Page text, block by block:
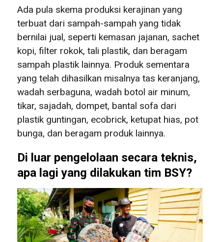
Ada pula skema produksi kerajinan yang
terbuat dari sampah-sampah yang tidak
bernilai jual, seperti kemasan jajanan, sachet
kopi, filter rokok, tali plastik, dan beragam
sampah plastik lainnya. Produk sementara
yang telah dihasilkan misalnya tas keranjang,
wadah serbaguna, wadah botol air minum,
tikar, sajadah, dompet, bantal sofa dari
plastik guntingan, ecobrick, ketupat hias, pot
bunga, dan beragam produk lainnya.
Di luar pengelolaan secara teknis,
apa lagi yang dilakukan tim BSY?